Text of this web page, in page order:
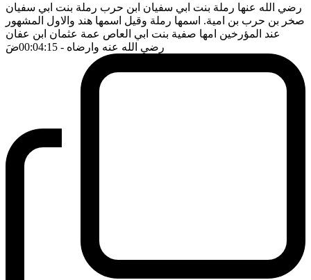
رضي الله عنها رملة بنت ابي سفيان ابن حرب رملة بنت ابي سفيان
صخر بن حرب بن امية. اسمها رملة وقيل اسمها هند والاول المشهور
عند المؤرخين امها صفية بنت ابي العاص عمة عثمان ابن عفان
رضي الله عنه وارضاه - 00:04:15 ضَ